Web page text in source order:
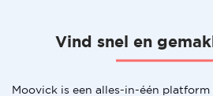
Vind snel en
Moovick is een alles-in-één